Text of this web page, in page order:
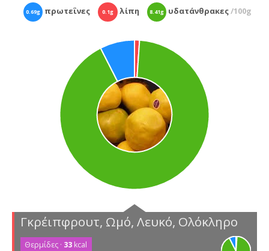
0.69g πρωτεΐνες 0.1g λίπη 8.41g υδατάνθρακες/100g
Γκρέιπφρουτ, Ωμό, Λευκό, Ολόκληρο
Θερμίδες · 33 kcal